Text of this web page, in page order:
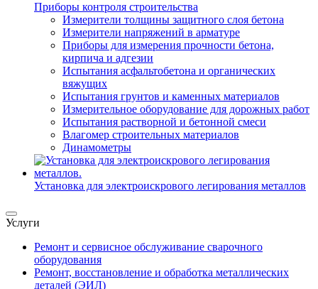
Приборы контроля строительства
Измерители толщины защитного слоя бетона
Измерители напряжений в арматуре
Приборы для измерения прочности бетона,
кирпича и адгезии
Испытания асфальтобетона и органических
вяжущих
Испытания грунтов и каменных материалов
Измерительное оборудование для дорожных работ
Испытания растворной и бетонной смеси
Влагомер строительных материалов
Динамометры
Установка для электроискрового легирования металлов
Услуги
Ремонт и сервисное обслуживание сварочного
оборудования
Ремонт, восстановление и обработка металлических
деталей (ЭИЛ)